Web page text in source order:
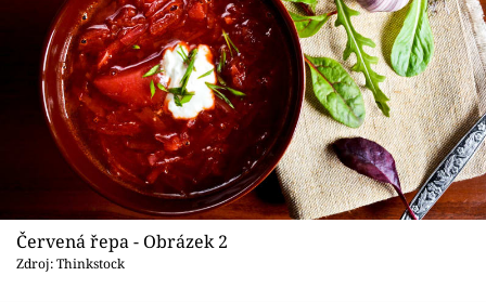
Červená řepa - Obrázek 2
Zdroj: Thinkstock